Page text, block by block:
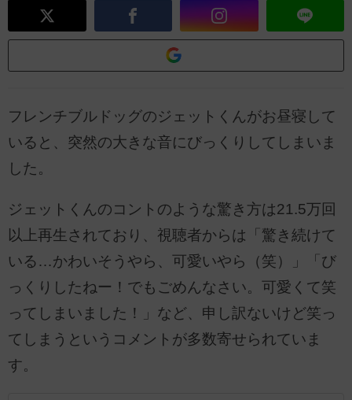
フレンチブルドッグのジェットくんがお昼寝して
いると、突然の大きな音にびっくりしてしまいま
した。
ジェットくんのコントのような驚き方は21.5万回
以上再生されており、視聴者からは「驚き続けて
いる…かわいそうやら、可愛いやら（笑）」「び
っくりしたねー！でもごめんなさい。可愛くて笑
ってしまいました！」など、申し訳ないけど笑っ
てしまうというコメントが多数寄せられていま
す。